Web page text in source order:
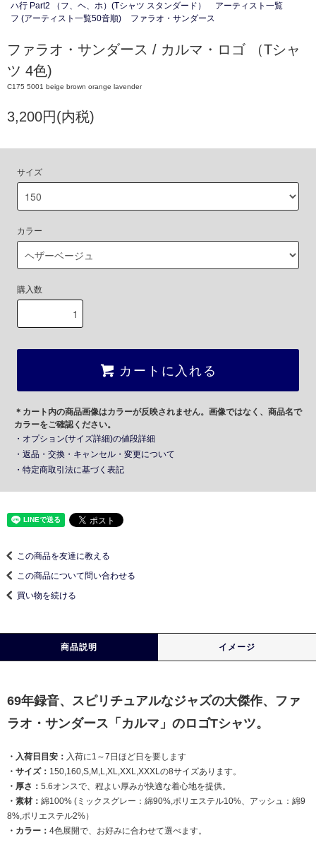
ハ行 Part2 （フ、ヘ、ホ）(Tシャツ スタンダード）
アーティスト一覧
フ (アーティスト一覧50音順)
ファラオ・サンダース
ファラオ・サンダース / カルマ・ロゴ （Tシャ
ツ 4色)
C175 5001 beige brown orange lavender
3,200円(内税)
サイズ
カラー
購入数
カートに入れる
＊カート内の商品画像はカラーが反映されません。画像ではなく、商品名で
カラーをご確認ください。
・オプション(サイズ詳細)の値段詳細
・返品・交換・キャンセル・変更について
・特定商取引法に基づく表記
この商品を友達に教える
この商品について問い合わせる
買い物を続ける
商品説明 イメージ
69年録音、スピリチュアルなジャズの大傑作、ファ
ラオ・サンダース「カルマ」のロゴTシャツ。
・入荷日目安： 入荷に1～7日ほど日を要します
・サイズ： 150,160,S,M,L,XL,XXL,XXXLの8サイズあります。
・厚さ： 5.6オンスで、程よい厚みが快適な着心地を提供。
・素材： 綿100% (ミックスグレー：綿90%,ポリエステル10%、アッシュ：綿9
8%,ポリエステル2%）
・カラー： 4色展開で、お好みに合わせて選べます。